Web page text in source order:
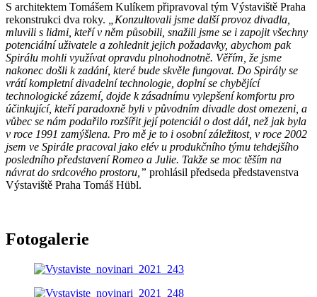
S architektem Tomášem Kulíkem připravoval tým Výstaviště Praha
rekonstrukci dva roky. „Konzultovali jsme další provoz divadla,
mluvili s lidmi, kteří v něm působili, snažili jsme se i zapojit všechny
potenciální uživatele a zohlednit jejich požadavky, abychom pak
Spirálu mohli využívat opravdu plnohodnotně. Věřím, že jsme
nakonec došli k zadání, které bude skvěle fungovat. Do Spirály se
vrátí kompletní divadelní technologie, doplní se chybějící
technologické zázemí, dojde k zásadnímu vylepšení komfortu pro
účinkující, kteří paradoxně byli v původním divadle dost omezeni, a
vůbec se nám podařilo rozšířit její potenciál o dost dál, než jak byla
v roce 1991 zamýšlena. Pro mě je to i osobní záležitost, v roce 2002
jsem ve Spirále pracoval jako elév u produkčního týmu tehdejšího
posledního představení Romeo a Julie. Takže se moc těším na
návrat do srdcového prostoru,” prohlásil předseda představenstva
Výstaviště Praha Tomáš Hübl.
Fotogalerie